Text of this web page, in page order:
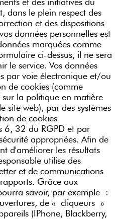
dans le plein respect des
et des dispositions
données personnelles est
marquées comme
ci-dessus, il ne sera
le service. Vos données
par voie électronique et/ou
de cookies (comme
la politique en matière
site web), par des systèmes
de cookies
6, 32 du RGPD et par
appropriées. Afin de
d'améliorer les résultats
utilise des
et de communications
Grâce aux
savoir, par exemple :
de « cliqueurs »
(IPhone, Blackberry,